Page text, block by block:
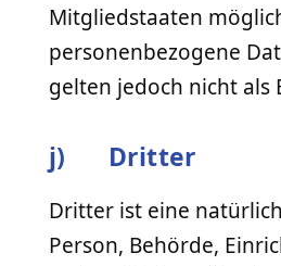
Mitgliedstaaten
personenbezogene
gelten jedoch nicht als
j) Dritter
Dritter ist eine
Person, Behörde,